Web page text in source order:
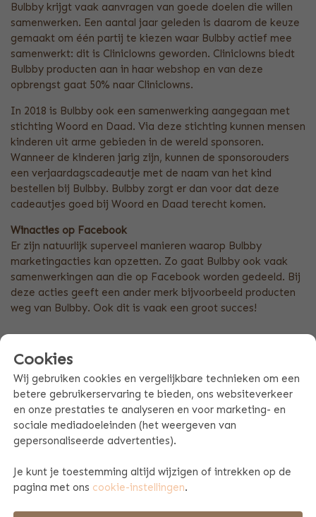
Bulbby krijgt vaak aanvragen van goede doelen die willen
samenwerken. Een aantal jaar geleden is daarom de keuze
gemaakt om één partij te kiezen waar Bulbby actief mee
samenwerkt: dit is Cliniclowns geworden. Cliniclowns biedt
Bulbby producten aan in haar webshop en van deze
opbrengst gaat 50% naar Cliniclowns.
In 2018 is Bulbby ook een samenwerking aangegaan met
stichting Woord en Daad. Via deze stichting kunnen mensen
kinderen uit arme gebieden in de wereld sponsoren.
Wanneer de kinderen jarig zijn, kunnen de sponsorouders
een verjaardagscadeautje met de naam van het kind
bestellen bij Bulbby. Bulbby zorgt er dan voor dat deze
cadeautjes goed bij Woord en Daad terecht komen.
Winacties op Facebook
Er zijn natuurlijk superveel manieren waarop Bulbby
marketingacties kan opzetten. Zo gaat Bulbby ook vaak
samenwerkingen aan die op Facebook worden gedeeld. Bij
deze acties geeft een ander merk bijvoorbeeld producten
weg van Bulbby. Ook dit is vaak een groot succes!
Bulbby werkt ook regelmatig samen met influencers zoals
bloggers, Instagrammers en YouTubers. Influencers
schrijven bijvoorbeeld reviews over Bulbby producten of
communiceren soms een winactie op hun kanalen.
Ook samenwerken?
heb je misschien zelfs al een leuk idee? Neem dan vooral
contact op via marketing@bulbby.com. Wellicht komt er
Cookies
Wij gebruiken cookies en vergelijkbare technieken om een
betere gebruikerservaring te bieden, ons websiteverkeer
en onze prestaties te analyseren en voor marketing- en
sociale mediadoeleinden (het weergeven van
gepersonaliseerde advertenties).
Je kunt je toestemming altijd wijzigen of intrekken op de
pagina met ons cookie-instellingen.